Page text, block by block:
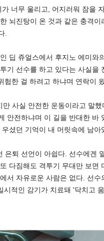
게
너무 울리고, 어지러워 잠을
뇌진탕이 온 것과 같은 충격이
.
딥 쥬얼스에서 후지노 에미와
기 선수를 하고 있다는 사실을
한 걸 하려고 하냐며 연락이
사실 안전한 운동이라고 말
안전하냐며 이 길을 반대한 바
셨던 기억이 내 머릿속에 남아
은퇴 선언이 아쉽다. 선수에겐
다짐해도 격투기 무대만 보면
서 자유로운 사람은 없다. 선수
적인 감기가 치료돼 '닥치고